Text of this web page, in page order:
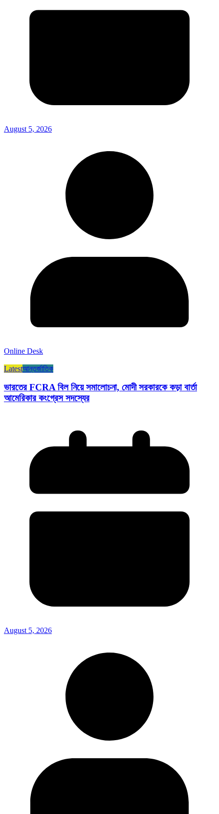
August 5, 2026
Online Desk
Latestআন্তর্জাতিক
ভারতের FCRA বিল নিয়ে সমালোচনা, মোদী সরকারকে কড়া বার্তা
আমেরিকার কংগ্রেস সদস্যের
August 5, 2026